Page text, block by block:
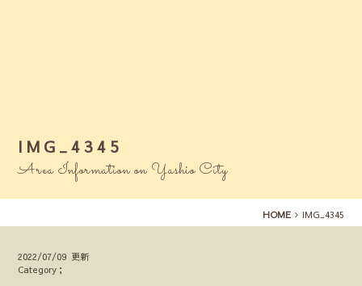
IMG_4345
Area Information on Yashio City
HOME IMG_4345
2022/07/09 更新
Category；